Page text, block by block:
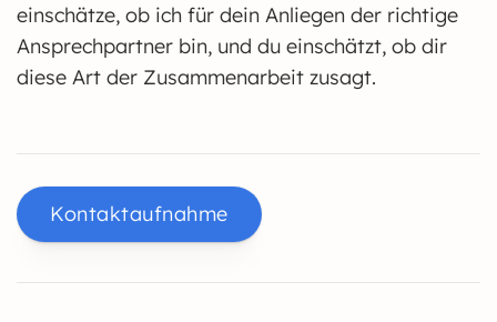
einschätze, ob ich für dein Anliegen der richtige
Ansprechpartner bin, und du einschätzt, ob dir
diese Art der Zusammenarbeit zusagt.
Kontaktaufnahme